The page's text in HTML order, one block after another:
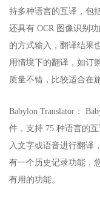
持多种语言的互译，包
还具有 OCR 图像识别
的方式输入，翻译结果
用情境下的翻译，如订
质量不错，比较适合在
Babylon Translator：
件，支持 75 种语言的
入文字或语音进行翻译
有一个历史记录功能，
有用的功能。